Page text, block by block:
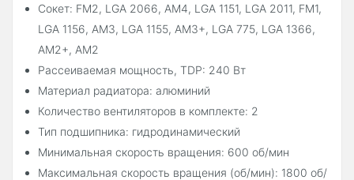
Сокет: FM2, LGA 2066, AM4, LGA 1151, LGA 2011, FM1,
LGA 1156, AM3, LGA 1155, AM3+, LGA 775, LGA 1366,
AM2+, AM2
Рассеиваемая мощность, TDP: 240 Вт
Материал радиатора: алюминий
Количество вентиляторов в комплекте: 2
Тип подшипника: гидродинамический
Минимальная скорость вращения: 600 об/мин
Максимальная скорость вращения (об/мин): 1800 об/